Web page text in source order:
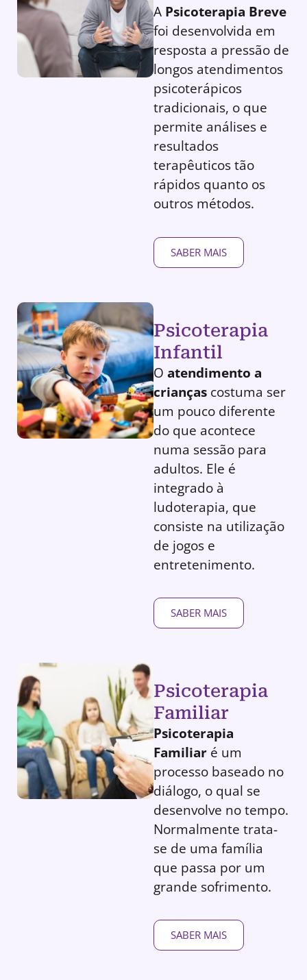
A Psicoterapia Breve
foi desenvolvida em
resposta a pressão de
longos atendimentos
psicoterápicos
tradicionais, o que
permite análises e
resultados
terapêuticos tão
rápidos quanto os
outros métodos.
SABER MAIS
Psicoterapia
Infantil
O atendimento a
crianças costuma ser
um pouco diferente
do que acontece
numa sessão para
adultos. Ele é
integrado à
ludoterapia, que
consiste na utilização
de jogos e
entretenimento.
SABER MAIS
Psicoterapia
Familiar
Psicoterapia
Familiar é um
processo baseado no
diálogo, o qual se
desenvolve no tempo.
Normalmente trata-
se de uma família
que passa por um
grande sofrimento.
SABER MAIS